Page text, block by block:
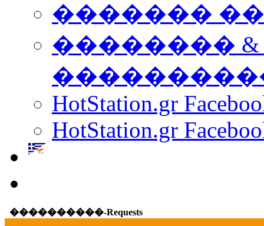
������� ���
��������
HotStation.gr
HotStation.gr
����������-Requests